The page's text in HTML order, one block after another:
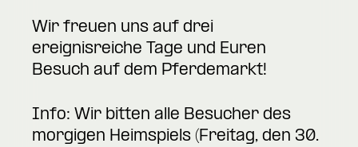
Wir freuen uns auf drei
ereignisreiche Tage und Euren
Besuch auf dem Pferdemarkt!
Info: Wir bitten alle Besucher des
morgigen Heimspiels (Freitag, den 30.